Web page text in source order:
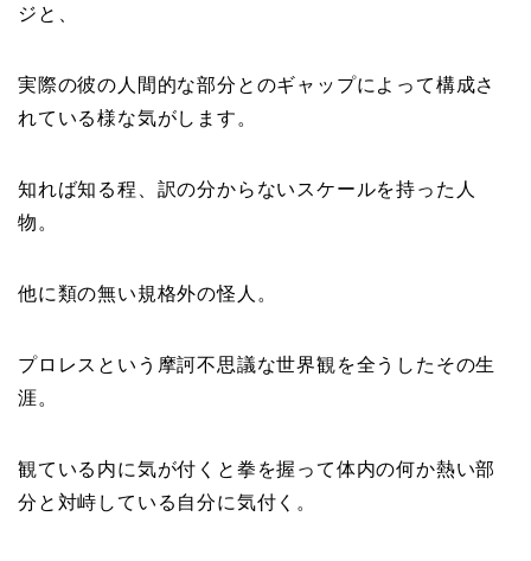
ジと、
実際の彼の人間的な部分とのギャップによって構成さ
れている様な気がします。
知れば知る程、訳の分からないスケールを持った人
物。
他に類の無い規格外の怪人。
プロレスという摩訶不思議な世界観を全うしたその生
涯。
観ている内に気が付くと拳を握って体内の何か熱い部
分と対峙している自分に気付く。